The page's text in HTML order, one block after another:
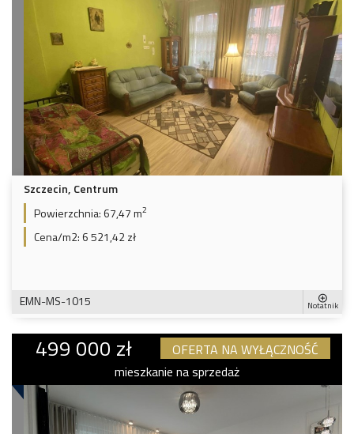
Szczecin, Centrum
Powierzchnia:67,47 m2
Cena/m2:6 521,42 zł
EMN-MS-1015 Notatnik
499 000 zł
OFERTA NA WYŁĄCZNOŚĆ
mieszkanie na sprzedaż